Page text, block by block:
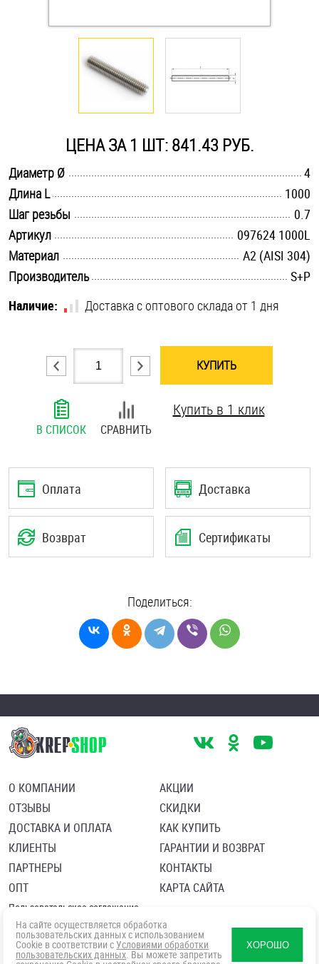
Оснастка и аксессуары для яхт
Саморезы и шурупы
Стопорные кольца
Такелаж
Хомуты
Шайбы
Шпильки
Шплинты
Штифты и пальцы
ЦЕНА ЗА 1 ШТ: 841.43 РУБ.
Диаметр Ø
4
Длина L
1000
Шаг резьбы
0.7
Артикул
097624 1000L
Материал
А2 (AISI 304)
Производитель
S+P
Наличие:
Доставка с оптового склада от 1 дня
КУПИТЬ
В СПИСОК СРАВНИТЬ
Купить в 1 клик
Оплата Доставка
Возврат Сертификаты
Поделиться:
О КОМПАНИИ
ОТЗЫВЫ
ДОСТАВКА И ОПЛАТА
КЛИЕНТЫ
ПАРТНЕРЫ
ОПТ
АКЦИИ
СКИДКИ
КАК КУПИТЬ
ГАРАНТИИ И ВОЗВРАТ
КОНТАКТЫ
КАРТА САЙТА
Пользовательское соглашение
Политика в отношении обработки персональных данных
Согласие посетителя сайта на обработку персональных данны
На сайте осуществляется обработка
пользовательских данных с использованием
Cookie в соответствии с Условиями обработки
пользовательских данных. Вы можете запретить
ХОРОШО